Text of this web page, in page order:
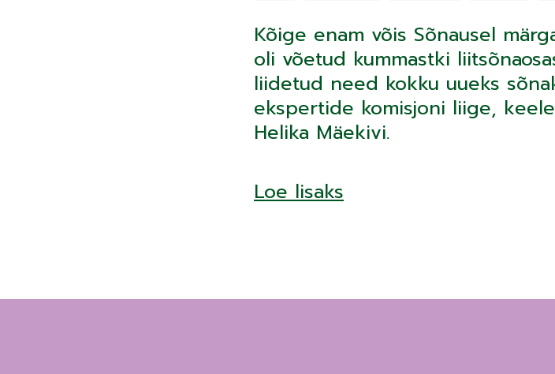
Kõige enam võis Sõnausel
oli võetud kummastki
liidetud need kokku uueks
ekspertide komisjoni liige,
Helika Mäekivi.
Loe lisaks